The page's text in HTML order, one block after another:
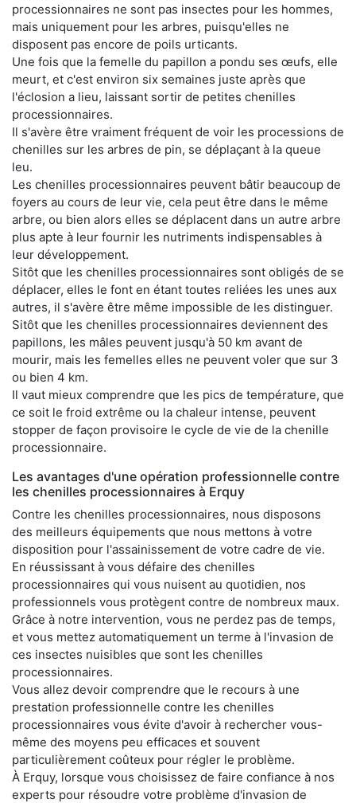
processionnaires ne sont pas insectes pour les hommes,
mais uniquement pour les arbres, puisqu'elles ne
disposent pas encore de poils urticants.
Une fois que la femelle du papillon a pondu ses œufs, elle
meurt, et c'est environ six semaines juste après que
l'éclosion a lieu, laissant sortir de petites chenilles
processionnaires.
Il s'avère être vraiment fréquent de voir les processions de
chenilles sur les arbres de pin, se déplaçant à la queue
leu.
Les chenilles processionnaires peuvent bâtir beaucoup de
foyers au cours de leur vie, cela peut être dans le même
arbre, ou bien alors elles se déplacent dans un autre arbre
plus apte à leur fournir les nutriments indispensables à
leur développement.
Sitôt que les chenilles processionnaires sont obligés de se
déplacer, elles le font en étant toutes reliées les unes aux
autres, il s'avère être même impossible de les distinguer.
Sitôt que les chenilles processionnaires deviennent des
papillons, les mâles peuvent jusqu'à 50 km avant de
mourir, mais les femelles elles ne peuvent voler que sur 3
ou bien 4 km.
Il vaut mieux comprendre que les pics de température, que
ce soit le froid extrême ou la chaleur intense, peuvent
stopper de façon provisoire le cycle de vie de la chenille
processionnaire.
Les avantages d'une opération professionnelle contre
les chenilles processionnaires à Erquy
Contre les chenilles processionnaires, nous disposons
des meilleurs équipements que nous mettons à votre
disposition pour l'assainissement de votre cadre de vie.
En réussissant à vous défaire des chenilles
processionnaires qui vous nuisent au quotidien, nos
professionnels vous protègent contre de nombreux maux.
Grâce à notre intervention, vous ne perdez pas de temps,
et vous mettez automatiquement un terme à l'invasion de
ces insectes nuisibles que sont les chenilles
processionnaires.
Vous allez devoir comprendre que le recours à une
prestation professionnelle contre les chenilles
processionnaires vous évite d'avoir à rechercher vous-
même des moyens peu efficaces et souvent
particulièrement coûteux pour régler le problème.
À Erquy, lorsque vous choisissez de faire confiance à nos
experts pour résoudre votre problème d'invasion de